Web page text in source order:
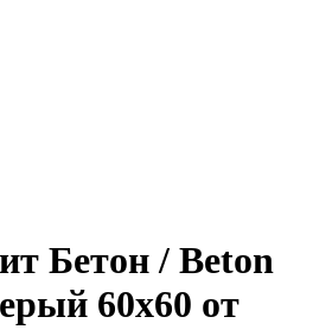
Бетон / Beton
60x60 от